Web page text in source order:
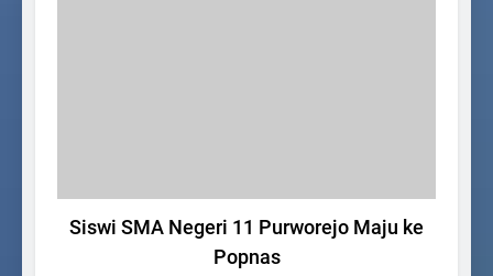
Siswi SMA Negeri 11 Purworejo Maju ke
Popnas